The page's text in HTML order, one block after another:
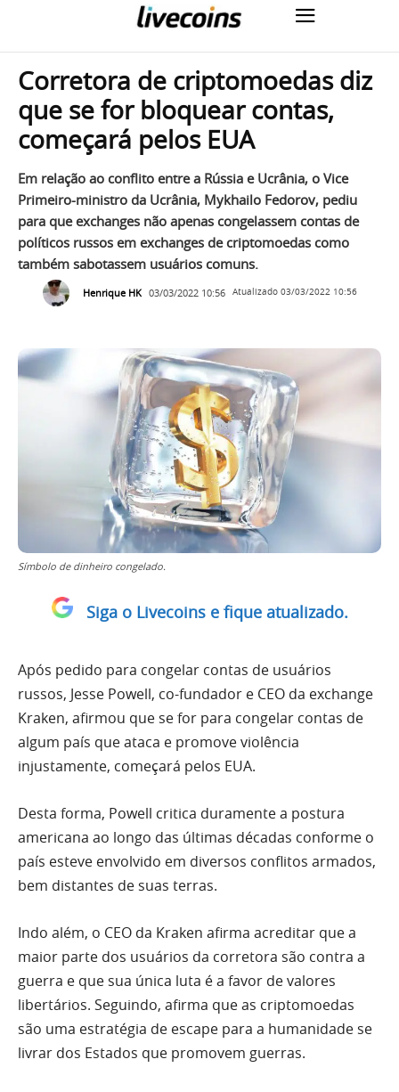
Corretora de criptomoedas diz
que se for bloquear contas,
começará pelos EUA
Em relação ao conflito entre a Rússia e Ucrânia, o Vice
Primeiro-ministro da Ucrânia, Mykhailo Fedorov, pediu
para que exchanges não apenas congelassem contas de
políticos russos em exchanges de criptomoedas como
também sabotassem usuários comuns.
Henrique HK 03/03/2022 10:56 Atualizado 03/03/2022 10:56
Símbolo de dinheiro congelado.
Siga o Livecoins e fique atualizado.
Após pedido para congelar contas de usuários
russos, Jesse Powell, co-fundador e CEO da exchange
Kraken, afirmou que se for para congelar contas de
algum país que ataca e promove violência
injustamente, começará pelos EUA.
Desta forma, Powell critica duramente a postura
americana ao longo das últimas décadas conforme o
país esteve envolvido em diversos conflitos armados,
bem distantes de suas terras.
Indo além, o CEO da Kraken afirma acreditar que a
maior parte dos usuários da corretora são contra a
guerra e que sua única luta é a favor de valores
libertários. Seguindo, afirma que as criptomoedas
são uma estratégia de escape para a humanidade se
livrar dos Estados que promovem guerras.